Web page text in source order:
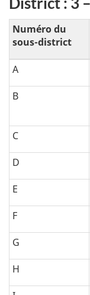
Numéro du
sous-district
A
B
C
D
E
F
G
H